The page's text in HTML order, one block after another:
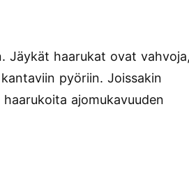
Jäykät haarukat ovat vahvoja,
pyöriin. Joissakin
ajomukavuuden